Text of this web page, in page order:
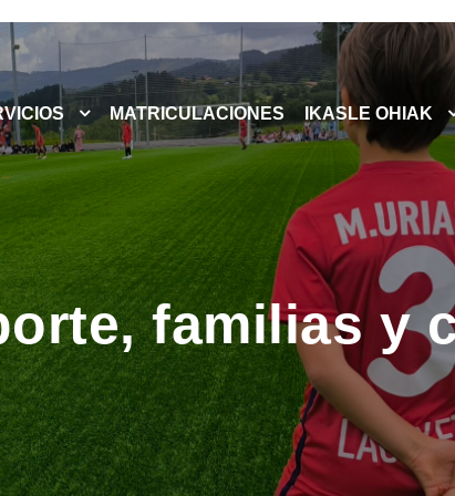
MATRICULACIONES IKASLE OHIAK
familias y